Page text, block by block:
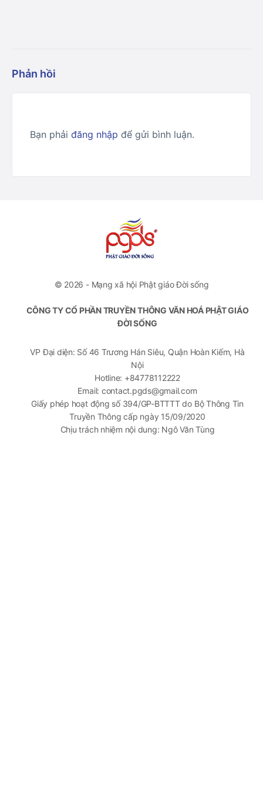
Phản hồi
Bạn phải đăng nhập để gửi bình luận.
© 2026 - Mạng xã hội Phật giáo Đời sống
CÔNG TY CỔ PHẦN TRUYỀN THÔNG VĂN HOÁ PHẬT GIÁO
ĐỜI SỐNG
VP Đại diện: Số 46 Trương Hán Siêu, Quận Hoàn Kiếm, Hà
Nội
Hotline: +84778112222
Email: contact.pgds@gmail.com
Giấy phép hoạt động số 394/GP-BTTTT do Bộ Thông Tin
Truyền Thông cấp ngày 15/09/2020
Chịu trách nhiệm nội dung: Ngô Văn Tùng